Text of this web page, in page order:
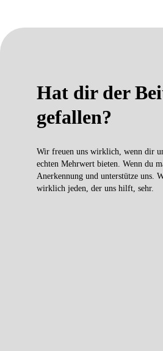
Hat dir der
gefallen?
Wir freuen uns wirklich, wenn dir
echten Mehrwert bieten. Wenn du
Anerkennung und unterstütze uns.
wirklich jeden, der uns hilft, sehr.